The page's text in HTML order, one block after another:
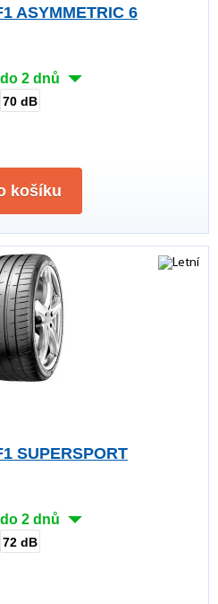
ASYMMETRIC 6
2 dnů
70 dB
košíku
SUPERSPORT
2 dnů
72 dB